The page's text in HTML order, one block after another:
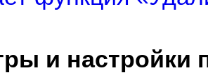
и настройки